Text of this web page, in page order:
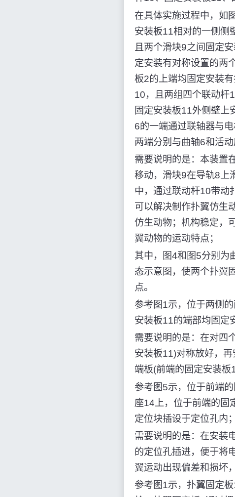
在具体实施过程中，如
安装板11相对的一侧侧
且两个滑块9之间固定
定安装有对称设置的两
板2的上端均固定安装
10，且两组四个联动杆
固定安装板11外侧壁上
6的一端通过联轴器与
两端分别与曲轴6和活动
需要说明的是：本装置
移动，滑块9在导轨8上
中，通过联动杆10带动
可以解决制作扑翼仿生
仿生动物；机构稳定，
翼动物的运动特点；
其中，图4和图5分别为
态示意图，使两个扑翼
点。
参考图1示，位于两侧
安装板11的端部均固定
需要说明的是：在对四
安装板11)对称放好，
端板(前端的固定安装板
参考图5示，位于前端
座14上，位于前端的固
定位块插设于定位孔内；
需要说明的是：在安装
的定位孔插进，便于将
翼运动出现偏差和损坏
参考图1示，扑翼固定